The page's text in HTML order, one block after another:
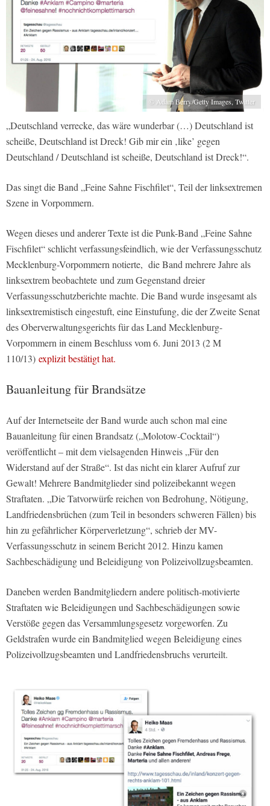
© Adam Berry/Getty Images, Twitter
„Deutschland verrecke, das wäre wunderbar (…) Deutschland ist
scheiße, Deutschland ist Dreck! Gib mir ein ‚like’ gegen
Deutschland / Deutschland ist scheiße, Deutschland ist Dreck!“.
Das singt die Band „Feine Sahne Fischfilet“, Teil der linksextremen
Szene in Vorpommern.
Wegen dieses und anderer Texte ist die Punk-Band „Feine Sahne
Fischfilet“ schlicht verfassungsfeindlich, wie der Verfassungsschutz
Mecklenburg-Vorpommern notierte, die Band mehrere Jahre als
linksextrem beobachtete und zum Gegenstand dreier
Verfassungsschutzberichte machte. Die Band wurde insgesamt als
linksextremistisch eingestuft, eine Einstufung, die der Zweite Senat
des Oberverwaltungsgerichts für das Land Mecklenburg-
Vorpommern in einem Beschluss vom 6. Juni 2013 (2 M
110/13) explizit bestätigt hat.
Bauanleitung für Brandsätze
Auf der Internetseite der Band wurde auch schon mal eine
Bauanleitung für einen Brandsatz („Molotow-Cocktail“)
veröffentlicht – mit dem vielsagenden Hinweis „Für den
Widerstand auf der Straße“. Ist das nicht ein klarer Aufruf zur
Gewalt! Mehrere Bandmitglieder sind polizeibekannt wegen
Straftaten. „Die Tatvorwürfe reichen von Bedrohung, Nötigung,
Landfriedensbrüchen (zum Teil in besonders schweren Fällen) bis
hin zu gefährlicher Körperverletzung“, schrieb der MV-
Verfassungsschutz in seinem Bericht 2012. Hinzu kamen
Sachbeschädigung und Beleidigung von Polizeivollzugsbeamten.
Daneben werden Bandmitgliedern andere politisch-motivierte
Straftaten wie Beleidigungen und Sachbeschädigungen sowie
Verstöße gegen das Versammlungsgesetz vorgeworfen. Zu
Geldstrafen wurde ein Bandmitglied wegen Beleidigung eines
Polizeivollzugsbeamten und Landfriedensbruchs verurteilt.